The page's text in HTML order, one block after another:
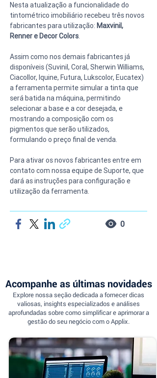
Nesta atualização a funcionalidade do
tintométrico imobiliário recebeu três novos
fabricantes para utilização: Maxvinil,
Renner e Decor Colors.
Assim como nos demais fabricantes já
disponíveis (Suvinil, Coral, Sherwin Williams,
Ciacollor, Iquine, Futura, Lukscolor, Eucatex)
a ferramenta permite simular a tinta que
será batida na máquina, permitindo
selecionar a base e a cor desejada, e
mostrando a composição com os
pigmentos que serão utilizados,
formulando o preço final de venda.
Para ativar os novos fabricantes entre em
contato com nossa equipe de Suporte, que
dará as instruções para configuração e
utilização da ferramenta.
0
Acompanhe as últimas novidades
Explore nossa seção dedicada a fornecer dicas
valiosas, insights especializados e análises
aprofundadas sobre como simplificar e aprimorar a
gestão do seu negócio com o Applix.